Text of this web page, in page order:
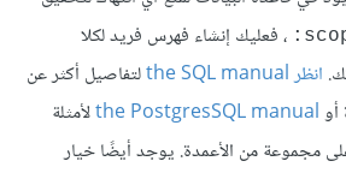
، فعليك إنشاء فهرس فريد لكلا
انظر the SQL manual
لتفاصيل أكثر عن
أوthe PostgresSQL manualلأمثلة
مجموعة من الأعمدة. يوجد أيضًا خيار